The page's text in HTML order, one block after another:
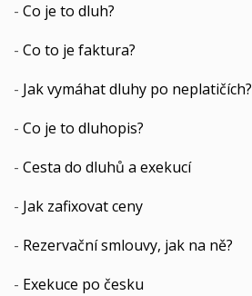
- Co je to dluh?
- Co to je faktura?
- Jak vymáhat dluhy po neplatičích?
- Co je to dluhopis?
- Cesta do dluhů a exekucí
- Jak zafixovat ceny
- Rezervační smlouvy, jak na ně?
- Exekuce po česku